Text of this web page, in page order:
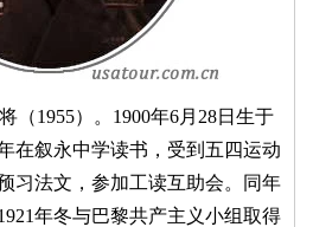
1955）。1900年6月28日生于
在叙永中学读书，受到五四运动
习法文，参加工读互助会。同年
年冬与巴黎共产主义小组取得